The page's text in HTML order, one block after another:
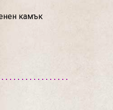
камък